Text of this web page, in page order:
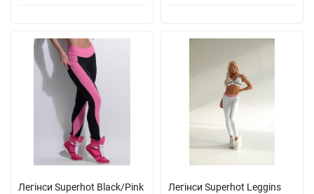
Легінси Superhot Black/Pink
Легінси Superhot Leggins